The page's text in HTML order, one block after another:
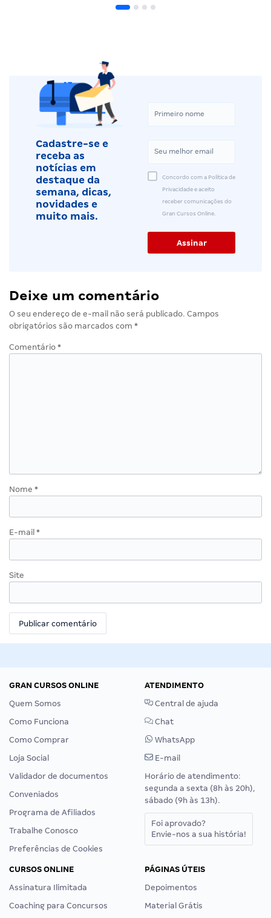
Cadastre-se e
receba as
notícias em
destaque da
semana, dicas,
novidades e
muito mais.
Concordo com a Política de
Privacidade e aceito
receber comunicações do
Gran Cursos Online.
Deixe um comentário
O seu endereço de e-mail não será publicado. Campos
obrigatórios são marcados com *
Comentário *
Nome *
E-mail *
Site
GRAN CURSOS ONLINE
Quem Somos
Como Funciona
Como Comprar
Loja Social
Validador de documentos
Conveniados
Programa de Afiliados
Trabalhe Conosco
Preferências de Cookies
ATENDIMENTO
Central de ajuda
Chat
WhatsApp
E-mail
Horário de atendimento:
segunda a sexta (8h às 20h),
sábado (9h às 13h).
Foi aprovado?
Envie-nos a sua história!
CURSOS ONLINE
Assinatura Ilimitada
Coaching para Concursos
PÁGINAS ÚTEIS
Depoimentos
Material Grátis